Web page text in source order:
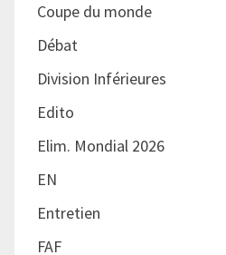
Coupe du monde
Débat
Division Inférieures
Edito
Elim. Mondial 2026
EN
Entretien
FAF